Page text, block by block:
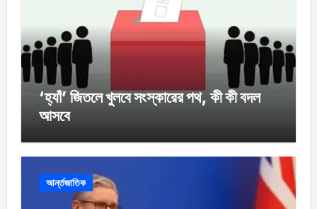
‘হ্যাঁ’ জিতলে খুলবে সংস্কারের পথ, কী কী বদল
আসবে
আর্ন্তজাতিক